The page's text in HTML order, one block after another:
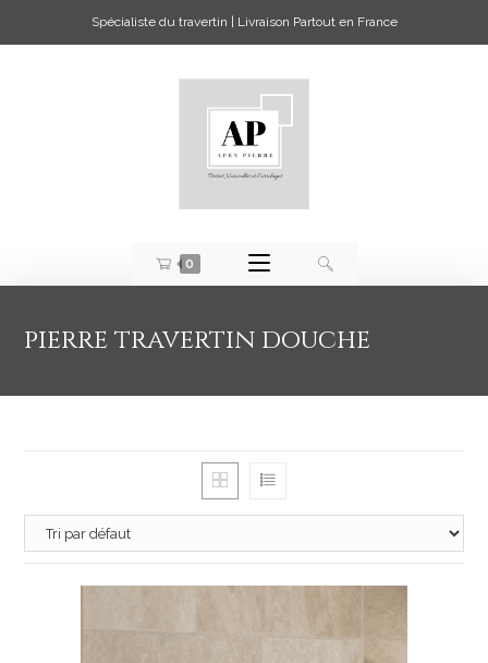
Spécialiste du travertin | Livraison Partout en France
0
pierre travertin douche